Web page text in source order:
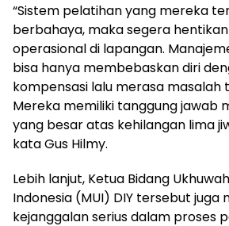
“Sistem pelatihan yang mereka
berbahaya, maka segera
operasional di lapangan.
bisa hanya membebaskan diri
kompensasi lalu merasa masalah
Mereka memiliki tanggung jawab
yang besar atas kehilangan lima
kata Gus Hilmy.
Lebih lanjut, Ketua Bidang
Indonesia (MUI) DIY tersebut
kejanggalan serius dalam proses